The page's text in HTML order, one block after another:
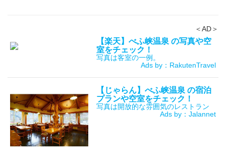
＜AD＞
【楽天】べふ峡温泉 の写真や空
室をチェック！
写真は客室の一例。
Ads by：RakutenTravel
【じゃらん】べふ峡温泉 の宿泊
プランや空室をチェック！
写真は開放的な雰囲気のレストラン
Ads by：Jalannet